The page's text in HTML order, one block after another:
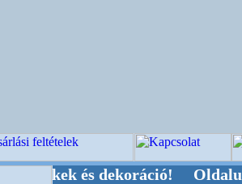
és dekoráció! Oldalunkat